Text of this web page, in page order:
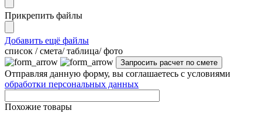
Прикрепить файлы
Добавить ещё файлы
cписок / смета/ таблица/ фото
Отправляя данную форму, вы соглашаетесь с условиями
обработки персональных данных
Похожие товары